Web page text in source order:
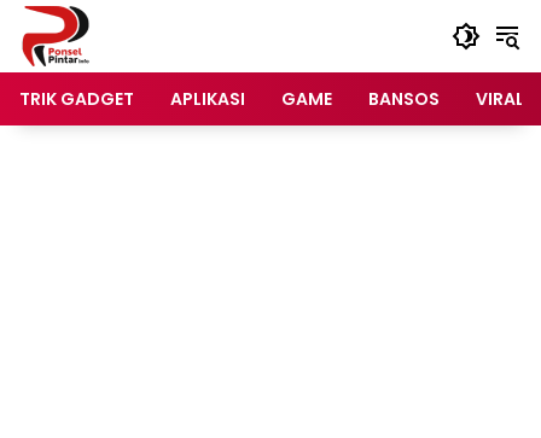
Langsung
konten
TRIK GADGET
APLIKASI GAME BANSOS VIRAL